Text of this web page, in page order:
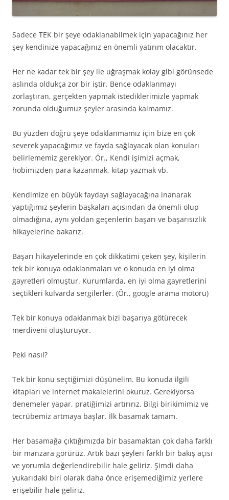
Sadece TEK bir şeye odaklanabilmek için yapacağınız her
şey kendinize yapacağınız en önemli yatırım olacaktır.
Her ne kadar tek bir şey ile uğraşmak kolay gibi görünsede
aslında oldukça zor bir iştir. Bence odaklanmayı
zorlaştıran, gerçekten yapmak istediklerimizle yapmak
zorunda olduğumuz şeyler arasında kalmamız.
Bu yüzden doğru şeye odaklanmamız için bize en çok
severek yapacağımız ve fayda sağlayacak olan konuları
belirlememiz gerekiyor. Ör., Kendi işimizi açmak,
hobimizden para kazanmak, kitap yazmak vb.
Kendimize en büyük faydayı sağlayacağına inanarak
yaptığımız şeylerin başkaları açısından da önemli olup
olmadığına, aynı yoldan geçenlerin başarı ve başarısızlık
hikayelerine bakarız.
Başarı hikayelerinde en çok dikkatimi çeken şey, kişilerin
tek bir konuya odaklanmaları ve o konuda en iyi olma
gayretleri olmuştur. Kurumlarda, en iyi olma gayretlerini
seçtikleri kulvarda sergilerler. (Ör., google arama motoru)
Tek bir konuya odaklanmak bizi başarıya götürecek
merdiveni oluşturuyor.
Peki nasıl?
Tek bir konu seçtiğimizi düşünelim. Bu konuda ilgili
kitapları ve internet makalelerini okuruz. Gerekiyorsa
denemeler yapar, pratiğimizi artırırız. Bilgi birikimimiz ve
tecrübemiz artmaya başlar. İlk basamak tamam.
Her basamağa çıktığımızda bir basamaktan çok daha farklı
bir manzara görürüz. Artık bazı şeyleri farklı bir bakış açısı
ve yorumla değerlendirebilir hale geliriz. Şimdi daha
yukarıdaki biri olarak daha önce erişemediğimiz yerlere
erişebilir hale geliriz.